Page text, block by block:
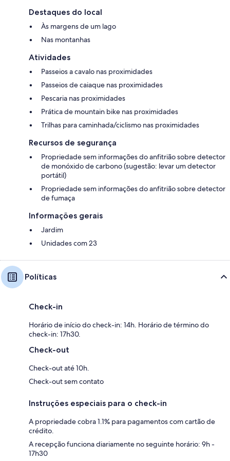
Destaques do local
Às margens de um lago
Nas montanhas
Atividades
Passeios a cavalo nas proximidades
Passeios de caiaque nas proximidades
Pescaria nas proximidades
Prática de mountain bike nas proximidades
Trilhas para caminhada/ciclismo nas proximidades
Recursos de segurança
Propriedade sem informações do anfitrião sobre detector
de monóxido de carbono (sugestão: levar um detector
portátil)
Propriedade sem informações do anfitrião sobre detector
de fumaça
Informações gerais
Jardim
Unidades com 23
Políticas
Check-in
Horário de início do check-in: 14h. Horário de término do
check-in: 17h30.
Check-out
Check-out até 10h.
Check-out sem contato
Instruções especiais para o check-in
A propriedade cobra 1.1% para pagamentos com cartão de
crédito.
A recepção funciona diariamente no seguinte horário: 9h -
17h30